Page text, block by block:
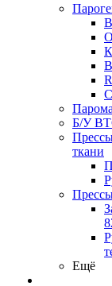
Б/У
ткани
Ещё